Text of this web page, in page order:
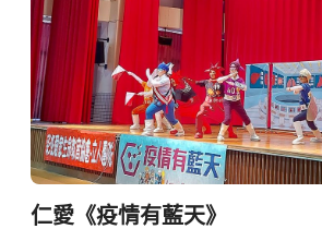
仁愛《疫情有藍天》